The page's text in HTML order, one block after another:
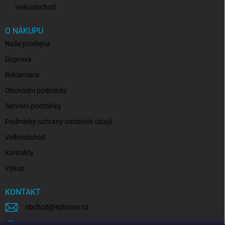
Velkoobchod
O NÁKUPU
Naše prodejna
Doprava
Reklamace
Obchodní podmínky
Servisní podmínky
Podmínky ochrany osobních údajů
Velkoobchod
Kontakty
Výkup
KONTAKT
obchod @eplovna.cz